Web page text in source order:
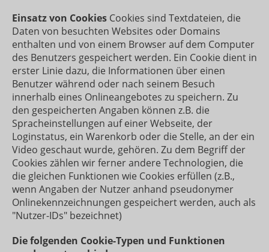
Einsatz von Cookies Cookies sind Textdateien, die
Daten von besuchten Websites oder Domains
enthalten und von einem Browser auf dem Computer
des Benutzers gespeichert werden. Ein Cookie dient in
erster Linie dazu, die Informationen über einen
Benutzer während oder nach seinem Besuch
innerhalb eines Onlineangebotes zu speichern. Zu
den gespeicherten Angaben können z.B. die
Spracheinstellungen auf einer Webseite, der
Loginstatus, ein Warenkorb oder die Stelle, an der ein
Video geschaut wurde, gehören. Zu dem Begriff der
Cookies zählen wir ferner andere Technologien, die
die gleichen Funktionen wie Cookies erfüllen (z.B.,
wenn Angaben der Nutzer anhand pseudonymer
Onlinekennzeichnungen gespeichert werden, auch als
"Nutzer-IDs" bezeichnet)
Die folgenden Cookie-Typen und Funktionen